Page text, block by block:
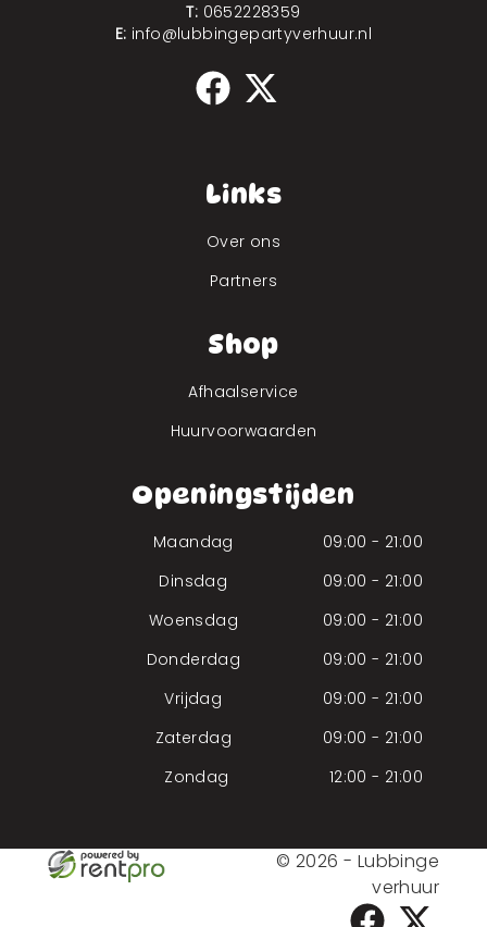
T: 0652228359
E: info@lubbingepartyverhuur.nl
Links
Over ons
Partners
Shop
Afhaalservice
Huurvoorwaarden
Openingstijden
Maandag
09:00 - 21:00
Dinsdag
09:00 - 21:00
Woensdag
09:00 - 21:00
Donderdag
09:00 - 21:00
Vrijdag
09:00 - 21:00
Zaterdag
09:00 - 21:00
Zondag
12:00 - 21:00
© 2026 - Lubbinge
verhuur
facebook
twitter